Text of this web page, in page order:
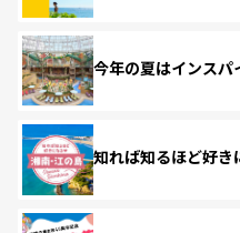
今年の夏はインスパ
知れば知るほど好き